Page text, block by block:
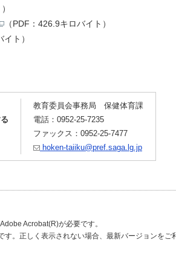
（PDF：426.9キロバイト）
ト）
教育委員会事務局 保健体育課
電話：0952-25-7235
ファックス：0952-25-7477
hoken-taiiku@pref.saga.lg.jp
Acrobat(R)が必要です。
。正しく表示されない場合、最新バージョンをご